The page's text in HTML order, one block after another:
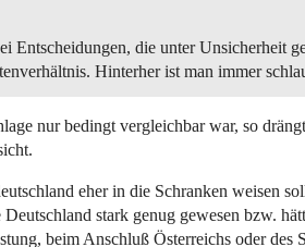
Entscheidungen, die unter Unsicherheit
Hinterher ist man immer
nur bedingt vergleichbar war, so
eher in die Schranken weisen
stark genug gewesen bzw.
beim Anschluß Österreichs oder des